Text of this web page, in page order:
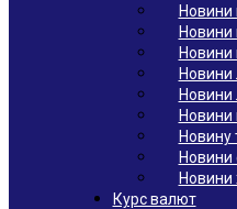
Новини
Новини
Новини
Новини
Новини
Новини
Новину
Новини
Новини
Курс валют